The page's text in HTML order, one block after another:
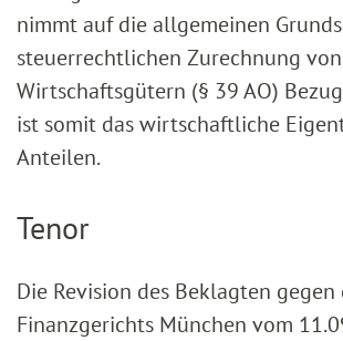
nimmt auf die allgemeinen
steuerrechtlichen Zurechnung von
Wirtschaftsgütern (§ 39 AO)
ist somit das wirtschaftliche
Anteilen.
Tenor
Die Revision des Beklagten
Finanzgerichts München vom